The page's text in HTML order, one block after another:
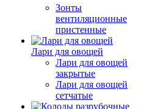
Зонты
вентиляционные
пристенные
Лари для овощей
Лари для овощей
закрытые
Лари для овощей
сетчатые